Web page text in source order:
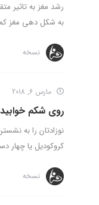
رشد مغز به تاثیر
به شکل دهی مغز
نسخه
مارس 6, 2018
روی شکم
نوزادتان را به
کروکودیل یا چهار
نسخه